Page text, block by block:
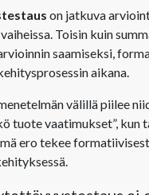
on jatkuva
Toisin kuin
saamiseksi,
aikana.
välillä piilee
tuote vaatimukset”, kun
ero tekee